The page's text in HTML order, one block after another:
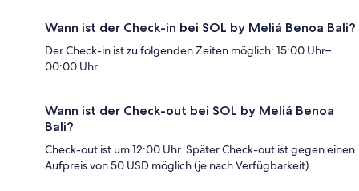
Wann ist der Check-in bei SOL by Meliá Benoa Bali?
Der Check-in ist zu folgenden Zeiten möglich: 15:00 Uhr–
00:00 Uhr.
Wann ist der Check-out bei SOL by Meliá Benoa
Bali?
Check-out ist um 12:00 Uhr. Später Check-out ist gegen einen
Aufpreis von 50 USD möglich (je nach Verfügbarkeit).